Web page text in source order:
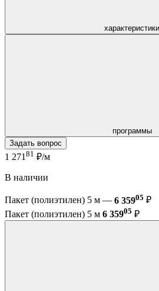
характеристики
программы
Задать вопрос
1 271 81 ₽/м
В наличии
Пакет (полиэтилен) 5 м — 6 35905 ₽
Пакет (полиэтилен) 5 м 6 35905 ₽